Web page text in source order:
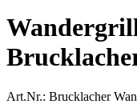
Art.Nr.: Brucklacher